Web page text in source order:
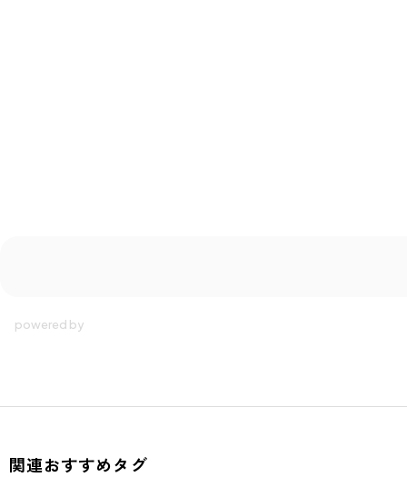
カラー
関連おすすめタグ